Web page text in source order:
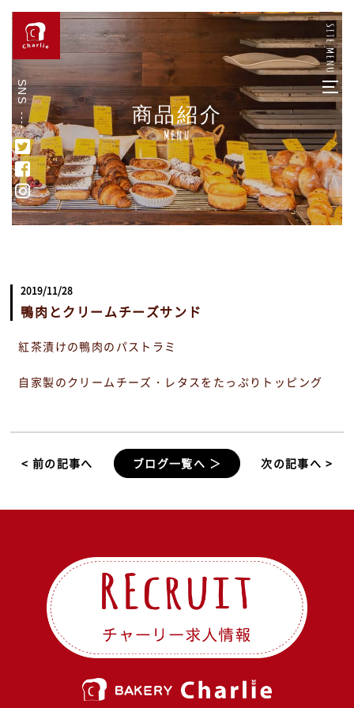
SNS
商品紹介
Menu
2019/11/28
鴨肉とクリームチーズサンド
紅茶漬けの鴨肉のパストラミ
自家製のクリームチーズ・レタスをたっぷりトッピング
< 前の記事へ ブログ一覧へ ＞ 次の記事へ >